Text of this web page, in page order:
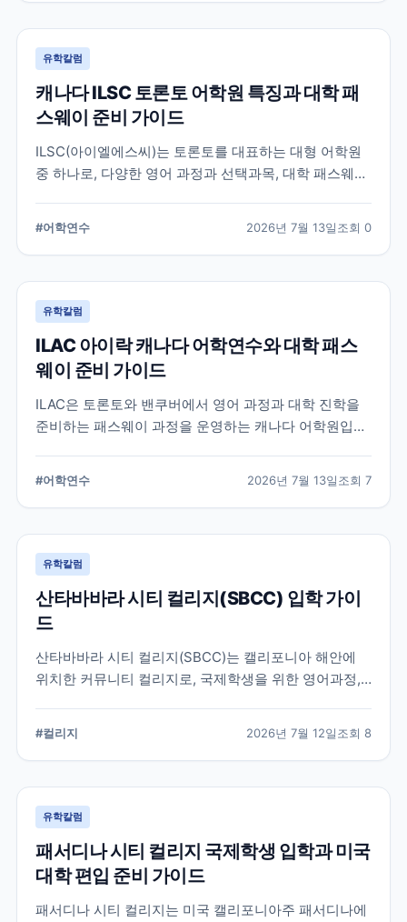
유학칼럼
캐나다 ILSC 토론토 어학원 특징과 대학 패
스웨이 준비 가이드
ILSC(아이엘에스씨)는 토론토를 대표하는 대형 어학원
중 하나로, 다양한 영어 과정과 선택과목, 대학 패스웨이
해야 할 주요 특징과 준비 사항을 정리했습니다.
#어학연수 2026년 7월 13일조회 0
유학칼럼
ILAC 아이락 캐나다 어학연수와 대학 패스
웨이 준비 가이드
ILAC은 토론토와 밴쿠버에서 영어 과정과 대학 진학을
준비하는 패스웨이 과정을 운영하는 캐나다 어학원입니
다.
#어학연수 2026년 7월 13일조회 7
유학칼럼
산타바바라 시티 컬리지(SBCC) 입학 가이
드
산타바바라 시티 컬리지(SBCC)는 캘리포니아 해안에
위치한 커뮤니티 컬리지로, 국제학생을 위한 영어과정,
서 확인해야 할 사항을 정리했습니다.
#컬리지 2026년 7월 12일조회 8
유학칼럼
패서디나 시티 컬리지 국제학생 입학과 미국
대학 편입 준비 가이드
패서디나 시티 컬리지는 미국 캘리포니아주 패서디나에